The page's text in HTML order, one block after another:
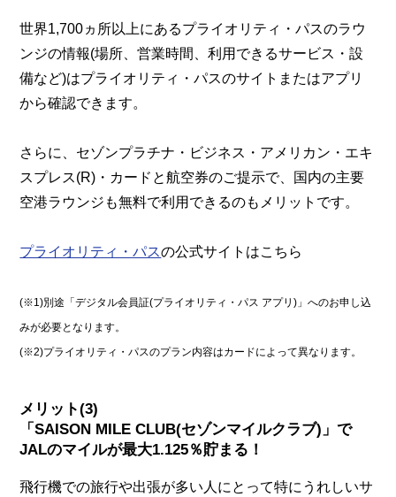
世界1,700ヵ所以上にあるプライオリティ・パスのラウ
ンジの情報(場所、営業時間、利用できるサービス・設
備など)はプライオリティ・パスのサイトまたはアプリ
から確認できます。
さらに、セゾンプラチナ・ビジネス・アメリカン・エキ
スプレス(R)・カードと航空券のご提示で、国内の主要
空港ラウンジも無料で利用できるのもメリットです。
プライオリティ・パスの公式サイトはこちら
(※1)別途「デジタル会員証(プライオリティ・パス アプリ)」へのお申し込
みが必要となります。
(※2)プライオリティ・パスのプラン内容はカードによって異なります。
メリット(3)
「SAISON MILE CLUB(セゾンマイルクラブ)」で
JALのマイルが最大1.125％貯まる！
飛行機での旅行や出張が多い人にとって特にうれしいサ